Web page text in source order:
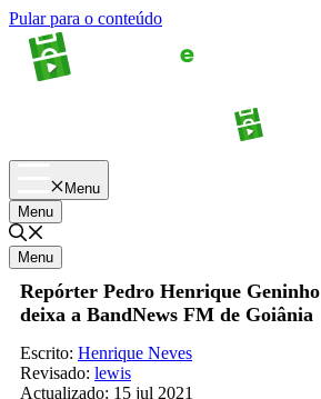
Pular para o conteúdo
Menu
Menu
Menu
Repórter Pedro Henrique Geninho
deixa a BandNews FM de Goiânia
Escrito: Henrique Neves
Revisado: lewis
Actualizado: 15 jul 2021